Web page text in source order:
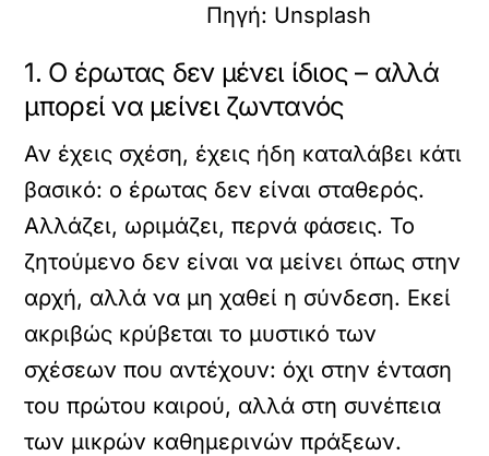
Πηγή: Unsplash
1. Ο έρωτας δεν μένει ίδιος – αλλά
μπορεί να μείνει ζωντανός
Αν έχεις σχέση, έχεις ήδη καταλάβει κάτι
βασικό: ο έρωτας δεν είναι σταθερός.
Αλλάζει, ωριμάζει, περνά φάσεις. Το
ζητούμενο δεν είναι να μείνει όπως στην
αρχή, αλλά να μη χαθεί η σύνδεση. Εκεί
ακριβώς κρύβεται το μυστικό των
σχέσεων που αντέχουν: όχι στην ένταση
του πρώτου καιρού, αλλά στη συνέπεια
των μικρών καθημερινών πράξεων.